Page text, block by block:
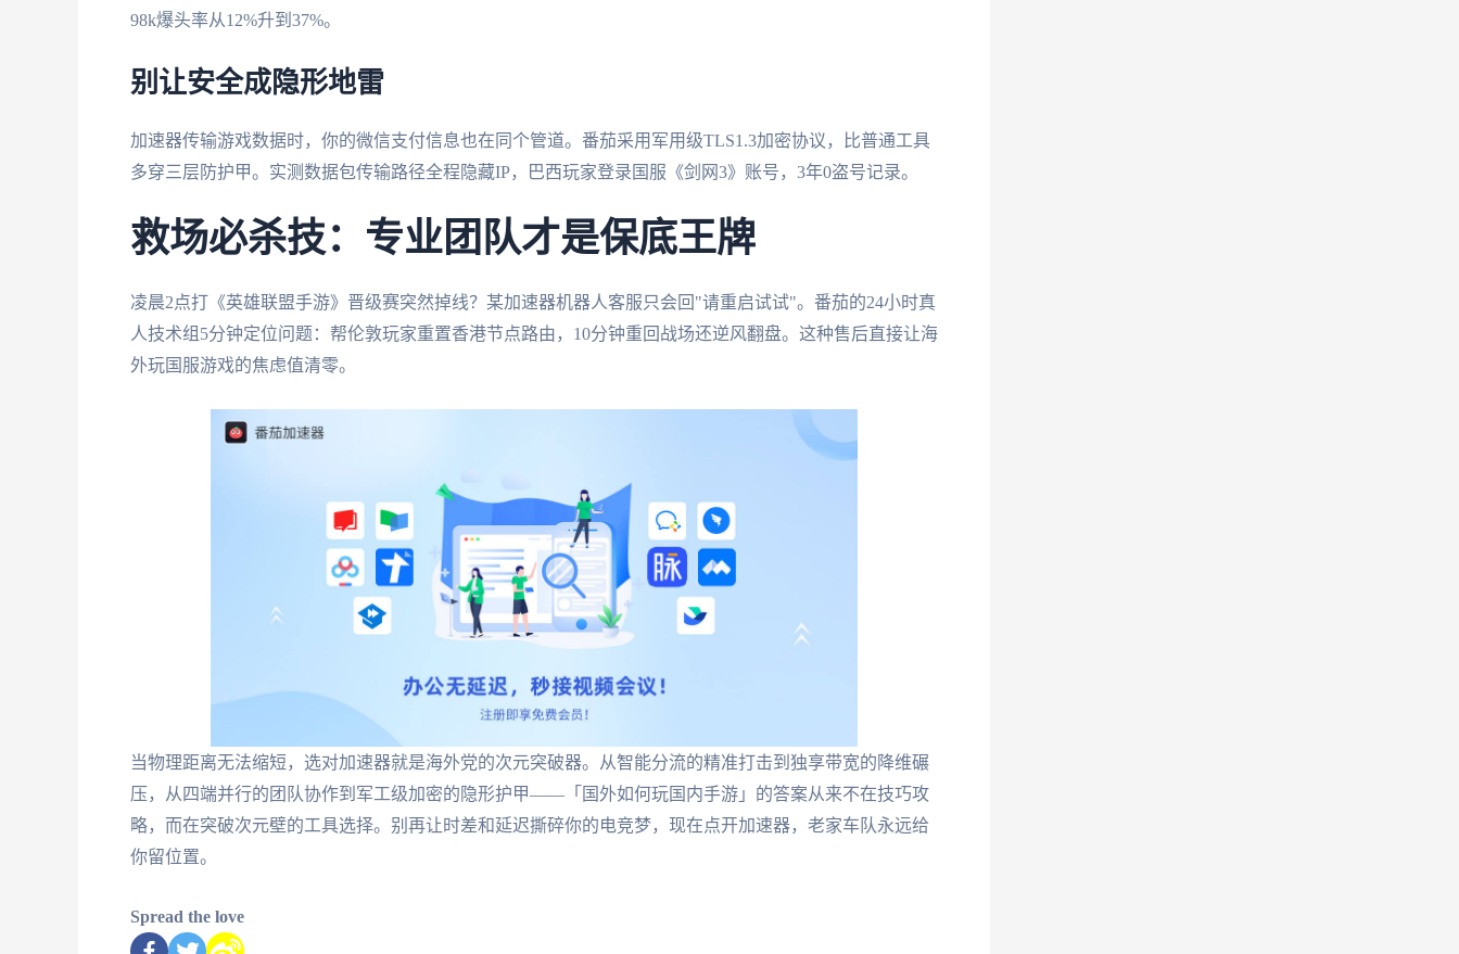
98k爆头率从12%升到37%。
别让安全成隐形地雷
加速器传输游戏数据时，你的微信支付信息也在同个管道。番茄采用军用级TLS1.3加密协议，比普通工具
多穿三层防护甲。实测数据包传输路径全程隐藏IP，巴西玩家登录国服《剑网3》账号，3年0盗号记录。
救场必杀技：专业团队才是保底王牌
凌晨2点打《英雄联盟手游》晋级赛突然掉线？某加速器机器人客服只会回"请重启试试"。番茄的24小时真
人技术组5分钟定位问题：帮伦敦玩家重置香港节点路由，10分钟重回战场还逆风翻盘。这种售后直接让海
外玩国服游戏的焦虑值清零。
当物理距离无法缩短，选对加速器就是海外党的次元突破器。从智能分流的精准打击到独享带宽的降维碾
压，从四端并行的团队协作到军工级加密的隐形护甲——「国外如何玩国内手游」的答案从来不在技巧攻
略，而在突破次元壁的工具选择。别再让时差和延迟撕碎你的电竞梦，现在点开加速器，老家车队永远给
你留位置。
Spread the love